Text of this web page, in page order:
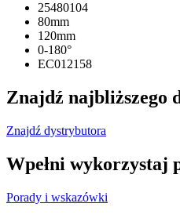
25480104
80mm
120mm
0-180°
EC012158
Znajdź najbliższego
Znajdź dystrybutora
Wpełni
Porady i wskazówki